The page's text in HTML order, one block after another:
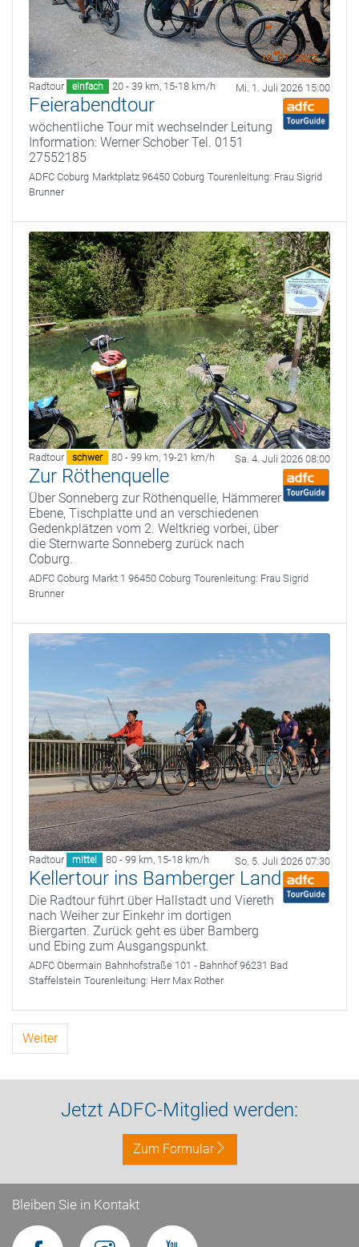
Radtour einfach 20 - 39 km, 15-18 km/h Mi. 1. Juli 2026 15:00
Feierabendtour
wöchentliche Tour mit wechselnder Leitung
Information: Werner Schober Tel. 0151
27552185
ADFC Coburg Marktplatz 96450 Coburg Tourenleitung: Frau Sigrid
Brunner
Radtour schwer 80 - 99 km, 19-21 km/h Sa. 4. Juli 2026 08:00
Zur Röthenquelle
Über Sonneberg zur Röthenquelle, Hämmerer
Ebene, Tischplatte und an verschiedenen
Gedenkplätzen vom 2. Weltkrieg vorbei, über
die Sternwarte Sonneberg zurück nach
Coburg.
ADFC Coburg Markt 1 96450 Coburg Tourenleitung: Frau Sigrid
Brunner
Radtour mittel 80 - 99 km, 15-18 km/h So. 5. Juli 2026 07:30
Kellertour ins Bamberger Land
Die Radtour führt über Hallstadt und Viereth
nach Weiher zur Einkehr im dortigen
Biergarten. Zurück geht es über Bamberg
und Ebing zum Ausgangspunkt.
ADFC Obermain Bahnhofstraße 101 - Bahnhof 96231 Bad
Staffelstein Tourenleitung: Herr Max Rother
Weiter
Jetzt ADFC-Mitglied werden:
Zum Formular
Bleiben Sie in Kontakt